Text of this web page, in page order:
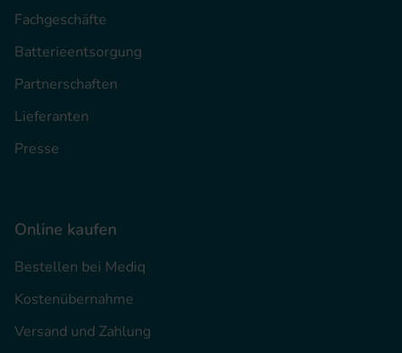
Fachgeschäfte
Batterieentsorgung
Partnerschaften
Lieferanten
Presse
Online kaufen
Bestellen bei Mediq
Kostenübernahme
Versand und Zahlung